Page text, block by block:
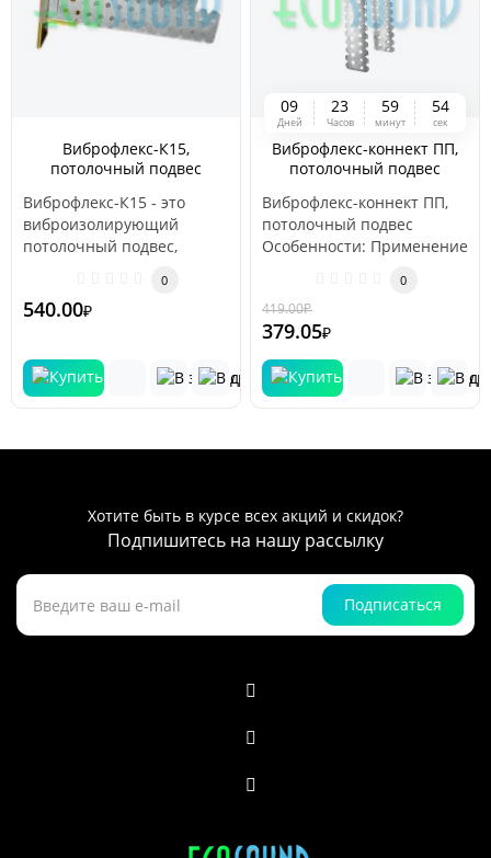
Виброфлекс-К15,
потолочный подвес
Виброфлекс-К15 - это
виброизолирующий
потолочный подвес,
использования в подвесн..
0
540.00₽
09
Дней
23
Часов
59
минут
54
сек
Виброфлекс-коннект ПП,
потолочный подвес
Виброфлекс-коннект ПП,
потолочный подвес
Особенности: Применение
0
419.00₽
379.05₽
Хотите быть в курсе всех акций и скидок?
Подпишитесь на нашу рассылку
Подписаться